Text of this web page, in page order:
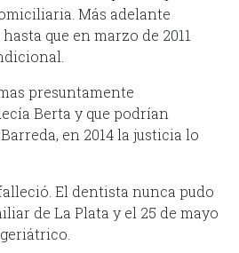
Más adelante
que en marzo de 2011
presuntamente
Berta y que podrían
en 2014 la justicia lo
El dentista nunca pudo
de La Plata y el 25 de mayo